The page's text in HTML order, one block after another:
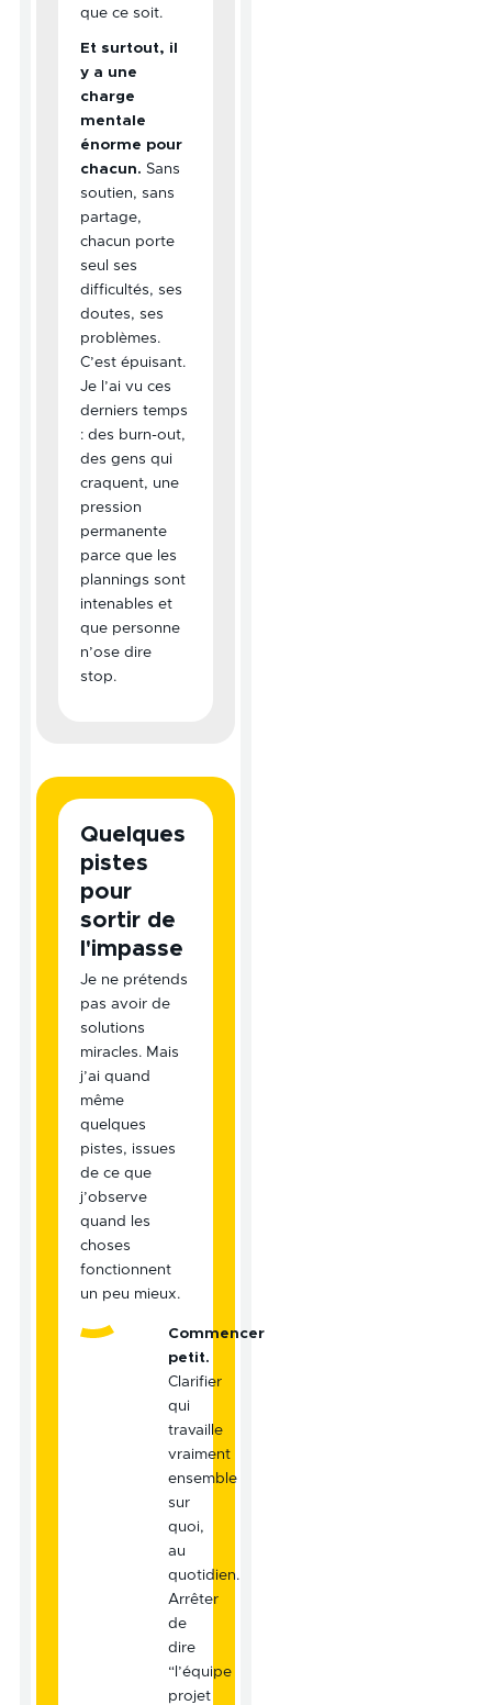
que ce soit.
Et surtout, il
y a une
charge
mentale
énorme pour
chacun. Sans
soutien, sans
partage,
chacun porte
seul ses
difficultés, ses
doutes, ses
problèmes.
C’est épuisant.
Je l’ai vu ces
derniers temps
: des burn-out,
des gens qui
craquent, une
pression
permanente
parce que les
plannings sont
intenables et
que personne
n’ose dire
stop.
Quelques
pistes
pour
sortir de
l'impasse
Je ne prétends
pas avoir de
solutions
miracles. Mais
j’ai quand
même
quelques
pistes, issues
de ce que
j’observe
quand les
choses
fonctionnent
un peu mieux.
Commencer
petit.
Clarifier
qui
travaille
vraiment
ensemble
sur
quoi,
au
quotidien.
Arrêter
de
dire
“l’équipe
projet